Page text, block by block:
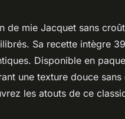
sans
de mie Jacquet sans
Sa recette intègre
Disponible en
une texture douce
les atouts de ce